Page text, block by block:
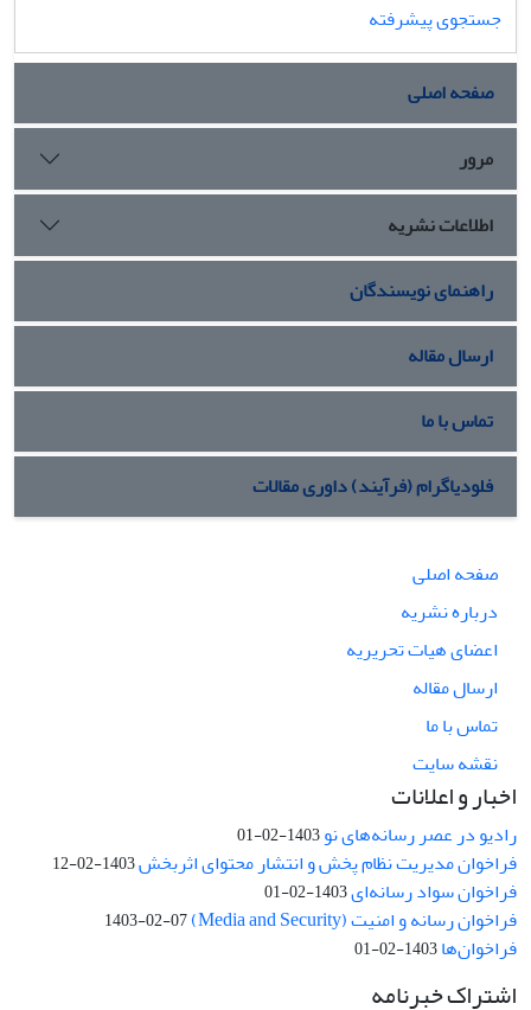
جستجوی پیشرفته
صفحه اصلی
مرور
اطلاعات نشریه
راهنمای نویسندگان
ارسال مقاله
تماس با ما
فلودیاگرام (فرآیند) داوری مقالات
صفحه اصلی
درباره نشریه
اعضای هیات تحریریه
ارسال مقاله
تماس با ما
نقشه سایت
اخبار و اعلانات
رادیو در عصر رسانه‌های نو1403-02-01
فراخوان مدیریت نظام پخش و انتشار محتوای اثربخش1403-02-12
فراخوان سواد رسانه‌ای1403-02-01
فراخوان رسانه و امنیت (Media and Security) 1403-02-07
فراخوان‌ها1403-02-01
اشتراک خبرنامه